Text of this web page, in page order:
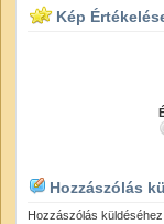
Kép
Hozzászólás
Hozzászólás küldéséhez